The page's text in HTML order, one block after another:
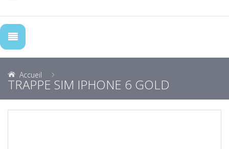
Accueil
TRAPPE SIM IPHONE 6 GOLD